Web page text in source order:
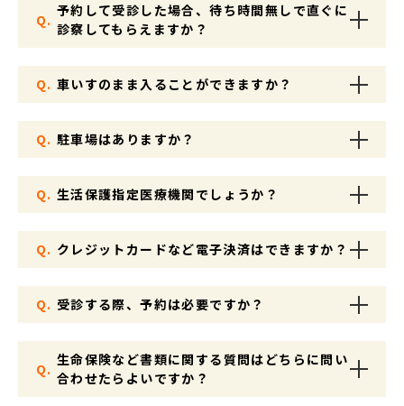
Q.
予約して受診した場合、待ち時間無しで直ぐに
診察してもらえますか？
Q. 車いすのまま入ることができますか？
Q. 駐車場はありますか？
Q. 生活保護指定医療機関でしょうか？
Q. クレジットカードなど電子決済はできますか？
Q. 受診する際、予約は必要ですか？
Q.
生命保険など書類に関する質問はどちらに問い
合わせたらよいですか？